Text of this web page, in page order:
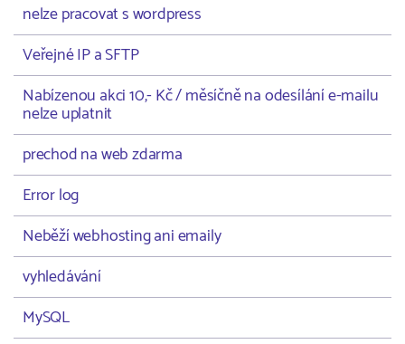
nelze pracovat s wordpress
Veřejné IP a SFTP
Nabízenou akci 10,- Kč / měsíčně na odesílání e-mailu
nelze uplatnit
prechod na web zdarma
Error log
Neběží webhosting ani emaily
vyhledávání
MySQL